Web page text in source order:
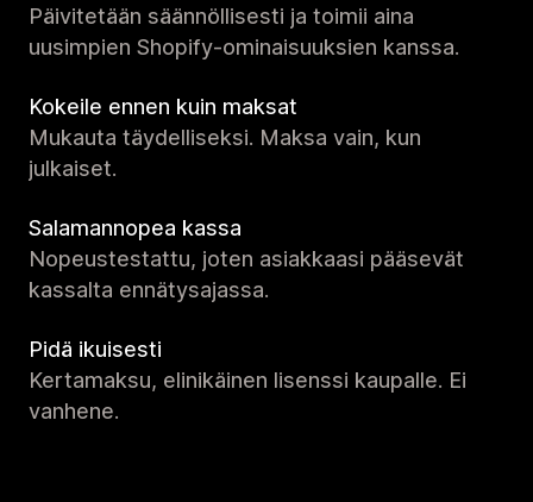
Päivitetään säännöllisesti ja toimii aina
uusimpien Shopify-ominaisuuksien kanssa.
Kokeile ennen kuin maksat
Mukauta täydelliseksi. Maksa vain, kun
julkaiset.
Salamannopea kassa
Nopeustestattu, joten asiakkaasi pääsevät
kassalta ennätysajassa.
Pidä ikuisesti
Kertamaksu, elinikäinen lisenssi kaupalle. Ei
vanhene.